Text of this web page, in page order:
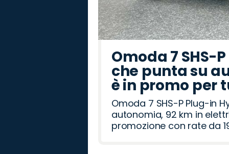
Omoda 7 SHS-
che punta su
è in promo per
Omoda 7 SHS-P Plug-in
autonomia, 92 km in
promozione con rate da